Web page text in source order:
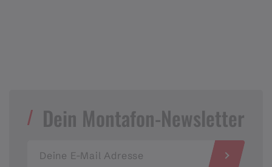
Dein Montafon-Newsletter